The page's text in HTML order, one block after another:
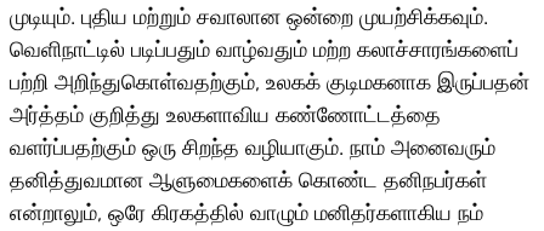
முடியும். புதிய மற்றும் சவாலான ஒன்றை முயற்சிக்கவும்.
வெளிநாட்டில் படிப்பதும் வாழ்வதும் மற்ற கலாச்சாரங்களைப்
பற்றி அறிந்துகொள்வதற்கும், உலகக் குடிமகனாக இருப்பதன்
அர்த்தம் குறித்து உலகளாவிய கண்ணோட்டத்தை
வளர்ப்பதற்கும் ஒரு சிறந்த வழியாகும். நாம் அனைவரும்
தனித்துவமான ஆளுமைகளைக் கொண்ட தனிநபர்கள்
என்றாலும், ஒரே கிரகத்தில் வாழும் மனிதர்களாகிய நம்